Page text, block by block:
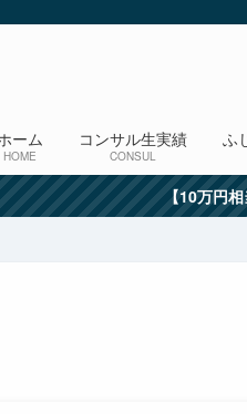
ーム
HOME
コンサル生実績
CONSUL
ふ
【10万円